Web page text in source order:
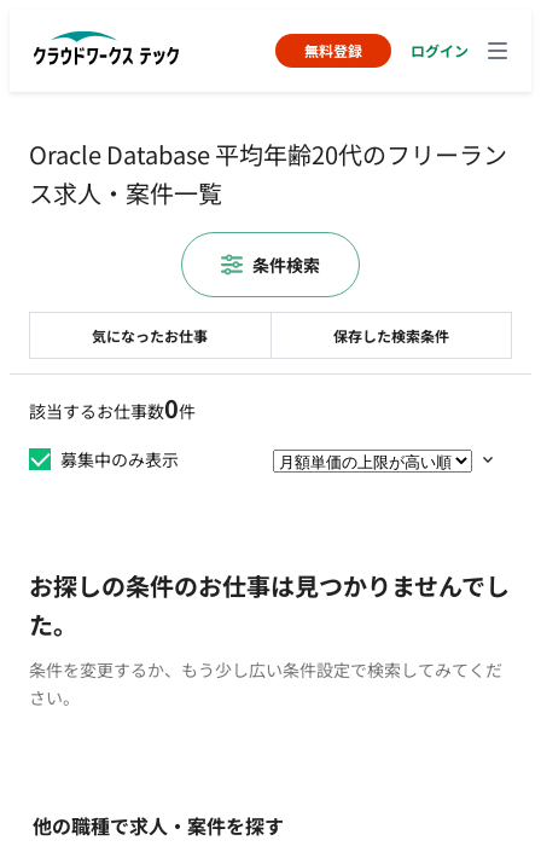
無料登録 ログイン
Oracle Database 平均年齢20代のフリーラン
ス求人・案件一覧
該当するお仕事数0件
募集中のみ表示
お探しの条件のお仕事は見つかりませんでし
た。
条件を変更するか、もう少し広い条件設定で検索してみてくだ
さい。
他の職種で求人・案件を探す
気になったお仕事 保存した検索条件
条件検索